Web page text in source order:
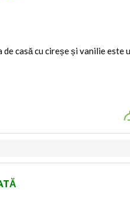
casă cu cireșe și vanilie este